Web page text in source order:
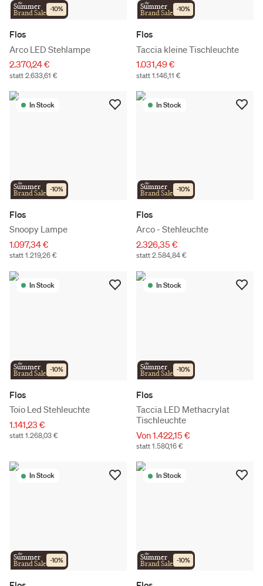
the
Summer
Brand Sale -10%
Flos
Arco LED Stehlampe
2.370,24 €
statt 2.633,61 €
the
Summer
Brand Sale -10%
Flos
Taccia kleine Tischleuchte
1.031,49 €
statt 1.146,11 €
In Stock
the
Summer
Brand Sale -10%
Flos
Snoopy Lampe
1.097,34 €
statt 1.219,26 €
In Stock
the
Summer
Brand Sale -10%
Flos
Arco - Stehleuchte
2.326,35 €
statt 2.584,84 €
In Stock
the
Summer
Brand Sale -10%
Flos
Toio Led Stehleuchte
1.141,23 €
statt 1.268,03 €
In Stock
the
Summer
Brand Sale -10%
Flos
Taccia LED Methacrylat
Tischleuchte
Von 1.422,15 €
statt 1.580,16 €
In Stock
the
Summer
Brand Sale -10%
In Stock
the
Summer
Brand Sale -10%